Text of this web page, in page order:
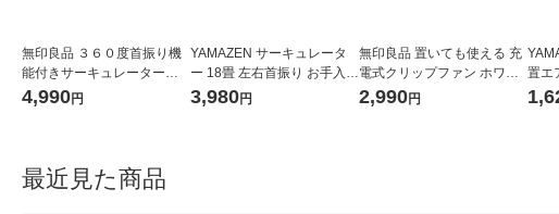
無印良品 ３６０度首振り機
能付きサーキュレーター６
畳 ＭＪーＯＣＦＧ０６ 良品
4,990円
YAMAZEN サーキュレータ
ー 18畳 左右首振り お手入れ
簡単 全分解 YAS-BFKW181
3,980円
無印良品 置いても使える 充
電式クリップファン ホワイ
ト ＭＪ-ＣＬＦ１ 良品計画
2,990円
置エ
室外
最近見た商品